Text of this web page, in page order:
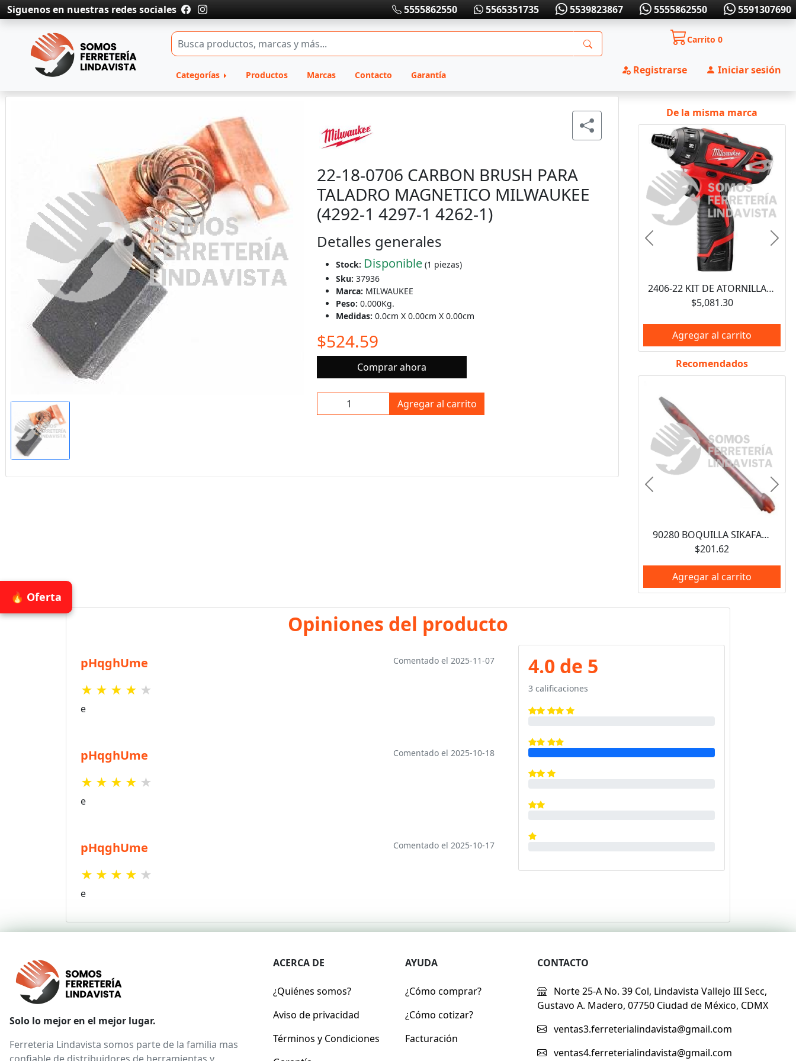
🔥 Oferta
Siguenos en nuestras redes sociales 5555862550 5565351735 5539823867 5555862550 5591307690
Categorías Productos Marcas Contacto Garantía
Carrito0
Registrarse Iniciar sesión
22-18-0706 CARBON BRUSH PARA
TALADRO MAGNETICO MILWAUKEE
(4292-1 4297-1 4262-1)
Detalles generales
Stock: Disponible (1 piezas)
Sku: 37936
Marca: MILWAUKEE
Peso: 0.000Kg.
Medidas: 0.0cm X 0.00cm X 0.00cm
$524.59
Comprar ahora
Agregar al carrito
De la misma marca
2406-22 KIT DE ATORNILLADOR HEXAGONAL INALAMBRICO 1/4" M12 2 VELOC CON 2 BATERIAS Y CARGADOR MILWAUKEE
$5,081.30
Agregar al carrito
Anterior
Recomendados
90280 BOQUILLA SIKAFAST (490 ML) SIKA INDUSTRY
$201.62
Agregar al carrito
Anterior
Opiniones del producto
pHqghUme Comentado el 2025-11-07
★ ★ ★ ★ ★
e
pHqghUme Comentado el 2025-10-18
★ ★ ★ ★ ★
e
pHqghUme Comentado el 2025-10-17
★ ★ ★ ★ ★
e
4.0 de 5
3 calificaciones
Solo lo mejor en el mejor lugar.
Ferreteria Lindavista somos parte de la familia mas
ACERCA DE
¿Quiénes somos?
Aviso de privacidad
Términos y Condiciones
AYUDA
¿Cómo comprar?
¿Cómo cotizar?
Facturación
CONTACTO
Norte 25-A No. 39 Col, Lindavista Vallejo III Secc,
Gustavo A. Madero, 07750 Ciudad de México, CDMX
ventas3.ferreterialindavista@gmail.com
ventas4.ferreterialindavista@gmail.com